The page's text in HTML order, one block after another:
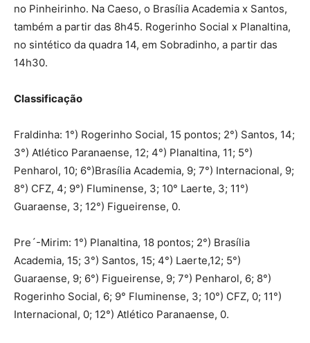
no Pinheirinho. Na Caeso, o Brasília Academia x Santos,
também a partir das 8h45. Rogerinho Social x Planaltina,
no sintético da quadra 14, em Sobradinho, a partir das
14h30.
Classificação
Fraldinha: 1°) Rogerinho Social, 15 pontos; 2°) Santos, 14;
3°) Atlético Paranaense, 12; 4°) Planaltina, 11; 5°)
Penharol, 10; 6°)Brasília Academia, 9; 7°) Internacional, 9;
8°) CFZ, 4; 9°) Fluminense, 3; 10° Laerte, 3; 11°)
Guaraense, 3; 12°) Figueirense, 0.
Pre´-Mirim: 1°) Planaltina, 18 pontos; 2°) Brasília
Academia, 15; 3°) Santos, 15; 4°) Laerte,12; 5°)
Guaraense, 9; 6°) Figueirense, 9; 7°) Penharol, 6; 8°)
Rogerinho Social, 6; 9° Fluminense, 3; 10°) CFZ, 0; 11°)
Internacional, 0; 12°) Atlético Paranaense, 0.